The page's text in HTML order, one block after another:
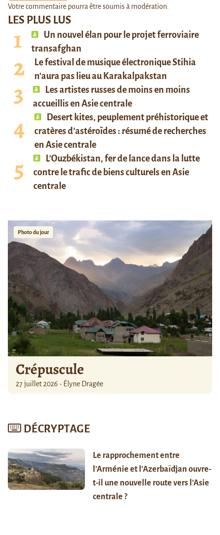
LES PLUS LUS
Un nouvel élan pour le projet ferroviaire
transafghan
Le festival de musique électronique Stihia
n’aura pas lieu au Karakalpakstan
Les artistes russes de moins en moins
accueillis en Asie centrale
Desert kites, peuplement préhistorique et
cratères d’astéroïdes : résumé de recherches
en Asie centrale
L’Ouzbékistan, fer de lance dans la lutte
contre le trafic de biens culturels en Asie
centrale
Photo du jour
Crépuscule
27 juillet 2026 - Élyne Dragée
DÉCRYPTAGE
Le rapprochement entre
l’Arménie et l’Azerbaïdjan ouvre-
t-il une nouvelle route vers l’Asie
centrale ?
Votre commentaire pourra être soumis à modération.